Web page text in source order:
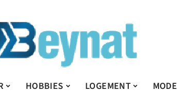
HOBBIES LOGEMENT MODE